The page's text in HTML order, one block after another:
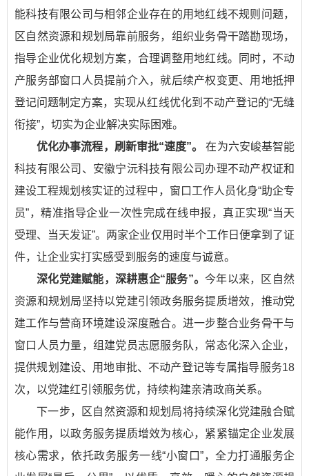
能科技有限公司与相邻企业存在的用地红线不规则问题，
区自然资源和规划局靠前服务，组织业务骨干踏勘现场，
指导企业优化规划方案，合理调整用地红线。同时，不动
产服务部窗口人员提前介入，就后续产权变更、用地抵押
登记问题制定方案，实现从红线优化到不动产登记的“无缝
衔接”，切实为企业解决实际困难。
优化办事流程，刷新审批“速度”。
在为六安峻基智能
科技有限公司、安徽宁沅科技有限公司办理不动产权证和
建设工程规划核实证的过程中，窗口工作人员化身“助企专
员”，精准指导企业一次性完成在线申报，真正实现“当天
受理、当天发证”。两家企业仅用时半个工作日便拿到了证
件，让企业实打实感受到服务的速度与诚意。
深化党建赋能，深耕惠企“服务”。今年以来，区自然
资源和规划局坚持以党建引领政务服务提质增效，推动党
建工作与营商环境建设深度融合。进一步整合业务骨干与
窗口人员力量，组建党员志愿服务队，常态化深入企业，
提供规划建设、用地审批、不动产登记等专属指导服务18
次，以党建红引领服务优，持续构建亲清政商关系。
下一步，区自然资源和规划局将持续深化党建融合赋
能作用，以政务服务提质增效为核心，紧紧锚定企业发展
核心需求，依托政务服务一线“小窗口”，全力打通服务企